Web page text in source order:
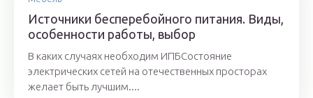
Источники бесперебойного питания. Виды,
особенности работы, выбор
В каких случаях необходим ИПБСостояние
электрических сетей на отечественных просторах
желает быть лучшим....